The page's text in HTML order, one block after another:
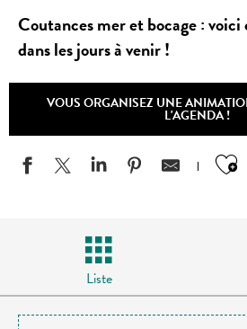
Coutances mer et bocage :
dans les jours à venir !
VOUS ORGANISEZ UNE
L'AGENDA !
Liste